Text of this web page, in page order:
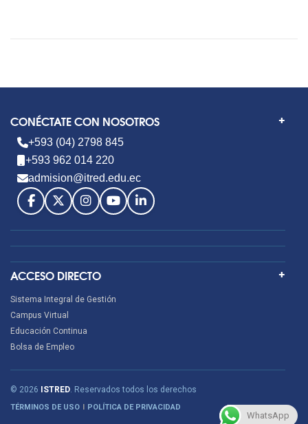
CONÉCTATE CON NOSOTROS
+593 (04) 2798 845
+593 962 014 220
admision@itred.edu.ec
ACCESO DIRECTO
Sistema Integral de Gestión
Campus Virtual
Educación Continua
Bolsa de Empleo
© 2026 ISTRED. Reservados todos los derechos
TÉRMINOS DE USO POLÍTICA DE PRIVACIDAD
WhatsApp